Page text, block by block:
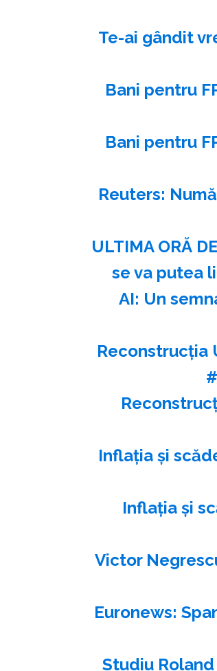
Te-ai gândit
Bani pentru
Bani pentru
Reuters:
ULTIMA ORĂ
se va putea
AI: Un
Reconstrucția
Inflația și
Inflația și
Victor
Euronews:
Studiu